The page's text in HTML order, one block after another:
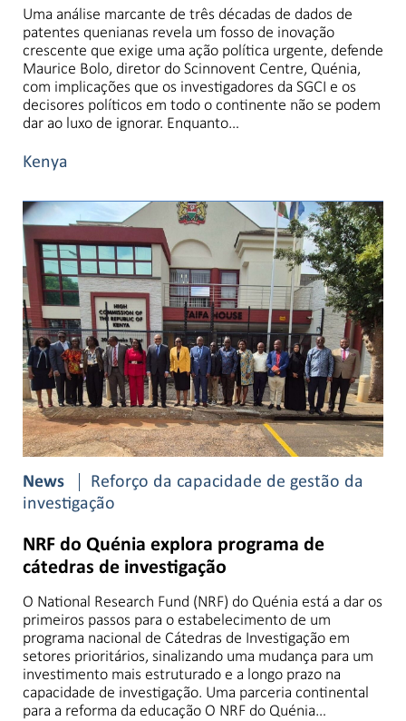
Uma análise marcante de três décadas de dados de
patentes quenianas revela um fosso de inovação
crescente que exige uma ação política urgente, defende
Maurice Bolo, diretor do Scinnovent Centre, Quénia,
com implicações que os investigadores da SGCI e os
decisores políticos em todo o continente não se podem
dar ao luxo de ignorar. Enquanto…
Kenya
News
Reforço da capacidade de gestão da
investigação
NRF do Quénia explora programa de
cátedras de investigação
O National Research Fund (NRF) do Quénia está a dar os
primeiros passos para o estabelecimento de um
programa nacional de Cátedras de Investigação em
setores prioritários, sinalizando uma mudança para um
investimento mais estruturado e a longo prazo na
capacidade de investigação. Uma parceria continental
para a reforma da educação O NRF do Quénia…